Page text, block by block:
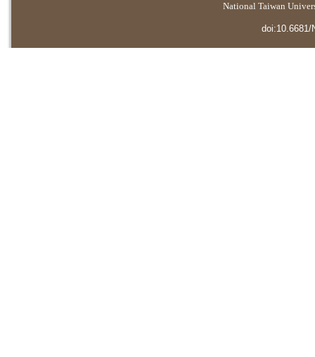
National Taiwan
doi:10.6681/